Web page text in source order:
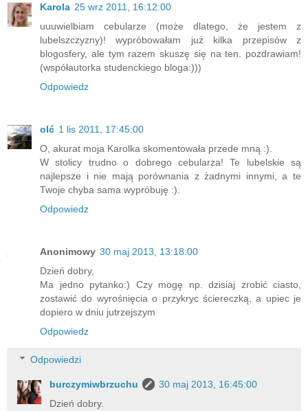
Karola 25 wrz 2011, 16:12:00
uuuwielbiam cebularze (może dlatego, że jestem z
lubelszczyzny)! wypróbowałam już kilka przepisów z
blogosfery, ale tym razem skuszę się na ten. pozdrawiam!
(współautorka studenckiego bloga:)))
Odpowiedz
olć 1 lis 2011, 17:45:00
O, akurat moja Karolka skomentowała przede mną :).
W stolicy trudno o dobrego cebularza! Te lubelskie są
najlepsze i nie mają porównania z żadnymi innymi, a te
Twoje chyba sama wypróbuję :).
Odpowiedz
Anonimowy 30 maj 2013, 13:18:00
Dzień dobry,
Ma jedno pytanko:) Czy mogę np. dzisiaj zrobić ciasto,
zostawić do wyrośnięcia o przykryc ściereczką, a upiec je
dopiero w dniu jutrzejszym
Odpowiedz
Odpowiedzi
burczymiwbrzuchu
30 maj 2013, 16:45:00
Dzień dobry.